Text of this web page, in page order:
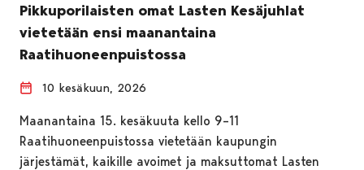
Pikkuporilaisten omat Lasten Kesäjuhlat
vietetään ensi maanantaina
Raatihuoneenpuistossa
10 kesäkuun, 2026
Maanantaina 15. kesäkuuta kello 9–11
Raatihuoneenpuistossa vietetään kaupungin
järjestämät, kaikille avoimet ja maksuttomat Lasten